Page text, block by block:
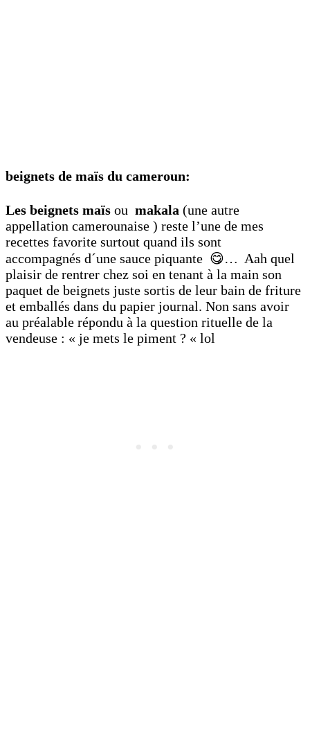
beignets de maïs du cameroun:
Les beignets maïs ou makala (une autre
appellation camerounaise ) reste l’une de mes
recettes favorite surtout quand ils sont
accompagnés d´une sauce piquante 😋… Aah quel
plaisir de rentrer chez soi en tenant à la main son
paquet de beignets juste sortis de leur bain de friture
et emballés dans du papier journal. Non sans avoir
au préalable répondu à la question rituelle de la
vendeuse : « je mets le piment ? « lol